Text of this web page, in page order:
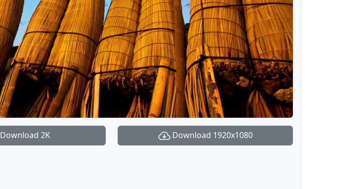
Download 2K Download 1920x1080